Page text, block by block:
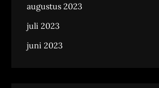
augustus 2023
juli 2023
juni 2023